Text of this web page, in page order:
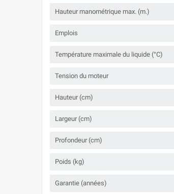
Hauteur manométrique max. (m.)
Emplois
Température maximale du liquide (°C)
Tension du moteur
Hauteur (cm)
Largeur (cm)
Profondeur (cm)
Poids (kg)
Garantie (années)